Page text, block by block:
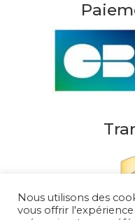
Nous utilisons des
vous offrir